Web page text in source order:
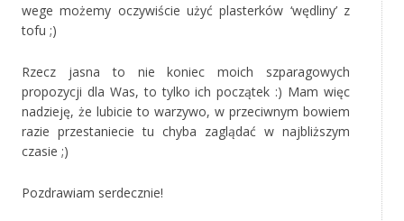
wege możemy oczywiście użyć plasterków ‘wędliny’ z
tofu ;)
Rzecz jasna to nie koniec moich szparagowych
propozycji dla Was, to tylko ich początek :) Mam więc
nadzieję, że lubicie to warzywo, w przeciwnym bowiem
razie przestaniecie tu chyba zaglądać w najbliższym
czasie ;)
Pozdrawiam serdecznie!